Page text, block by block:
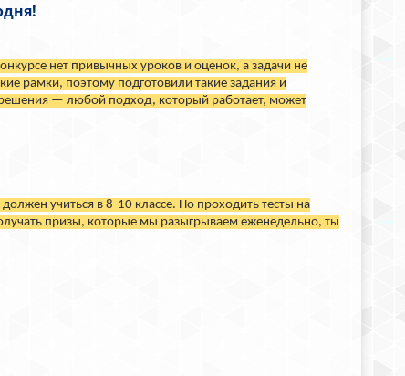
нет привычных уроков и оценок, а задачи не
рамки, поэтому подготовили такие задания и
решения — любой подход, который работает, может
учиться в 8-10 классе. Но проходить тесты на
призы, которые мы разыгрываем еженедельно, ты